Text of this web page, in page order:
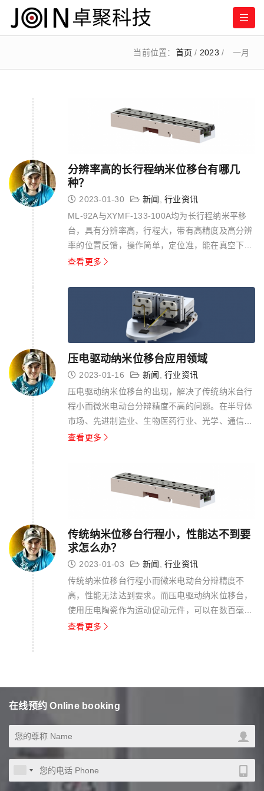
当前位置： 首页 / 2023 / 一月
分辨率高的长行程纳米位移台有哪几
种？
2023-01-30 新闻
行业资讯
ML-92A与XYMF-133-100A均为长行程纳米平移
台，具有分辨率高，行程大，带有高精度及高分辨
率的位置反馈，操作简单，定位准，能在真空下使
用等优点，其中XYMF-133-100A平移台可实现在
运动操作及定位的各个领域。 该纳米位移台产品使
用压电陶瓷驱动，运动无需润滑，并可在很广...
查看更多
压电驱动纳米位移台应用领域
2023-01-16 新闻
行业资讯
压电驱动纳米位移台的出现，解决了传统纳米台行
程小而微米电动台分辩精度不高的问题。在半导体
市场、先进制造业、生物医药行业、光学、通信等
领域已广泛应用。 纳米位移台的工作原理 纳米位
多个压电陶瓷作为驱动，其产生单轴...
查看更多
传统纳米位移台行程小，性能达不到要
求怎么办？
2023-01-03 新闻
行业资讯
传统纳米位移台行程小而微米电动台分辩精度不
高，性能无法达到要求。而压电驱动纳米位移台，
使用压电陶瓷作为运动促动元件，可以在数百毫米
范围内实现亚纳米级别的步长，正好解决了这一问
查看更多
在线预约 Online booking